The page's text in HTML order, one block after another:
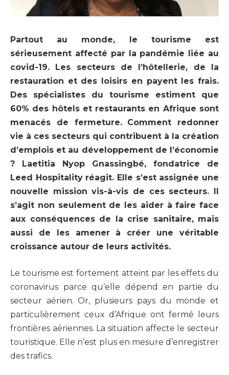
Partout au monde, le tourisme est
sérieusement affecté par la pandémie liée au
covid-19. Les secteurs de l’hôtellerie, de la
restauration et des loisirs en payent les frais.
Des spécialistes du tourisme estiment que
60% des hôtels et restaurants en Afrique sont
menacés de fermeture.
Comment redonner
vie à ces secteurs qui contribuent à la création
d’emplois et au développement de l’économie
? Laetitia Nyop Gnassingbé, fondatrice de
Leed Hospitality réagit. Elle s’est assignée une
nouvelle mission vis-à-vis de ces secteurs. Il
s’agit non seulement de les aider à faire face
aux conséquences de la crise sanitaire, mais
aussi de les amener à créer une véritable
croissance autour de leurs activités.
Le tourisme est fortement atteint par les effets du
coronavirus parce qu’elle dépend en partie du
secteur aérien. Or, plusieurs pays du monde et
particulièrement ceux d’Afrique ont fermé leurs
frontières aériennes. La situation affecte le secteur
touristique. Elle n’est plus en mesure d’enregistrer
des trafics.